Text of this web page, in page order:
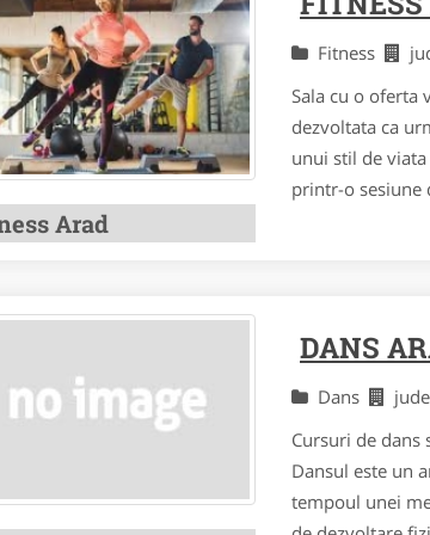
Arad
Fitness
Sala cu o oferta
dezvoltata ca
unui stil de
printr-o sesiune
DANS
Dans
Cursuri de
Dansul este un
tempoul unei